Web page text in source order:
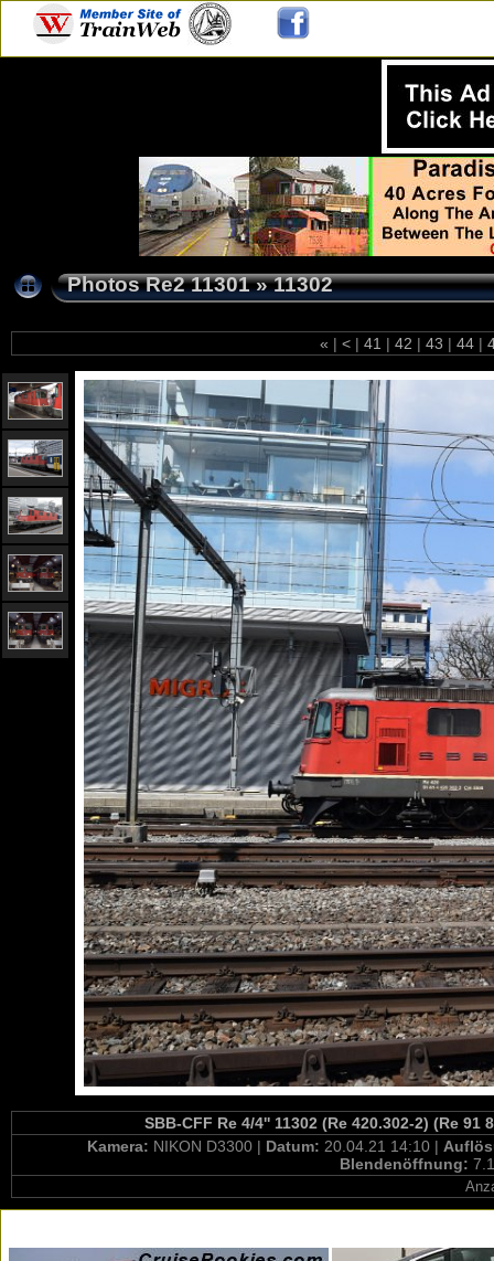
Photos Re2 11301»11302
« | < | 41 | 42 | 43 | 44 |
SBB-CFF Re 4/4'' 11302 (Re 420.302-2) (Re 91
Kamera: NIKON D3300 | Datum: 20.04.21 14:10 |
Blendenöffnung: